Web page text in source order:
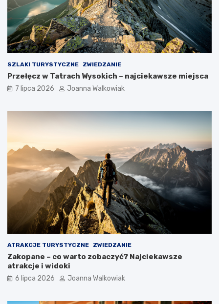
SZLAKI TURYSTYCZNE ZWIEDZANIE
Przełęcz w Tatrach Wysokich – najciekawsze miejsca
7 lipca 2026 Joanna Walkowiak
ATRAKCJE TURYSTYCZNE ZWIEDZANIE
Zakopane – co warto zobaczyć? Najciekawsze
atrakcje i widoki
6 lipca 2026 Joanna Walkowiak